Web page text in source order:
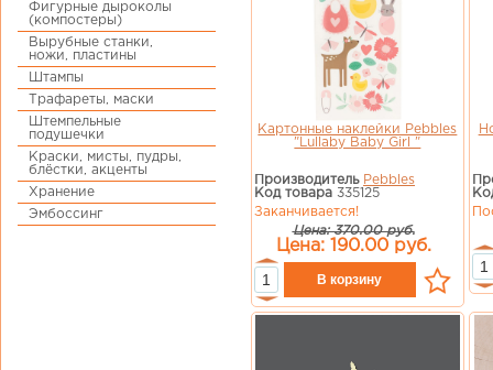
Фигурные дыроколы
(компостеры)
Вырубные станки,
ножи, пластины
Штампы
Трафареты, маски
Штемпельные
подушечки
Краски, мисты, пудры,
блёстки, акценты
Хранение
Эмбоссинг
Картонные наклейки Pebbles
"Lullaby Baby Girl "
Производитель Pebbles
Код товара 335125
Заканчивается!
Цена: 370.00 руб.
Цена: 190.00 руб.